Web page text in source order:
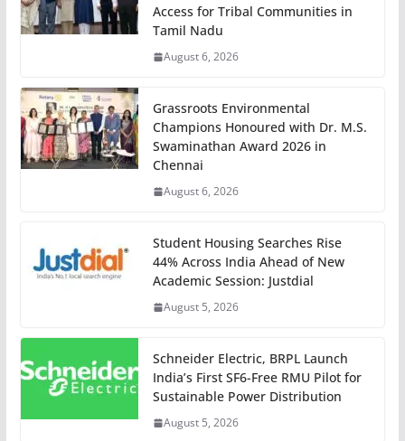
Access for Tribal Communities in
Tamil Nadu
August 6, 2026
Grassroots Environmental
Champions Honoured with Dr. M.S.
Swaminathan Award 2026 in
Chennai
August 6, 2026
Student Housing Searches Rise
44% Across India Ahead of New
Academic Session: Justdial
August 5, 2026
Schneider Electric, BRPL Launch
India’s First SF6-Free RMU Pilot for
Sustainable Power Distribution
August 5, 2026